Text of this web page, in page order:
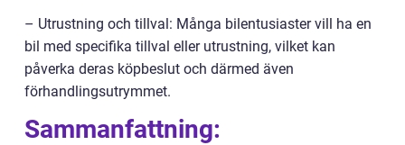
– Utrustning och tillval: Många bilentusiaster vill ha en
bil med specifika tillval eller utrustning, vilket kan
påverka deras köpbeslut och därmed även
förhandlingsutrymmet.
Sammanfattning: